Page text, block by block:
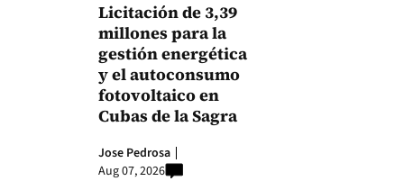
Licitación de 3,39
millones para la
gestión energética
y el autoconsumo
fotovoltaico en
Cubas de la Sagra
Jose Pedrosa
Aug 07, 2026